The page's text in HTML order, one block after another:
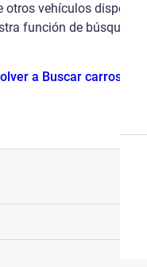
otros vehículos
función de búsqueda.
a Buscar carros